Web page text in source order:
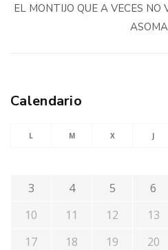
EL MONTIJO QUE A VECES NO
Calendario
L M X J
3
4 5 6
10
11 12 13
17
18 19 20